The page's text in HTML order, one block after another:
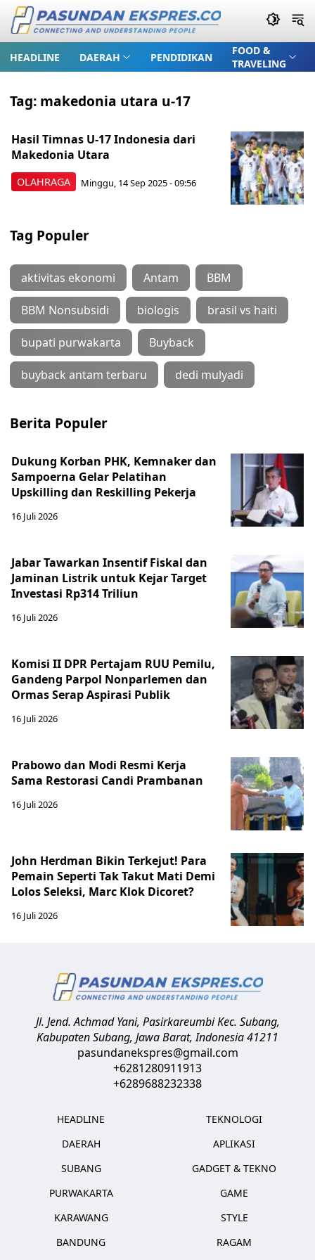
HEADLINE DAERAH PENDIDIKAN
FOOD &
TRAVELING
Tag: makedonia utara u-17
OLAHRAGA
Hasil Timnas U-17 Indonesia dari
Makedonia Utara
Minggu, 14 Sep 2025 - 09:56
Tag Populer
aktivitas ekonomi Antam BBM
BBM Nonsubsidi biologis brasil vs haiti
bupati purwakarta Buyback
buyback antam terbaru dedi mulyadi
Berita Populer
Dukung Korban PHK, Kemnaker dan
Sampoerna Gelar Pelatihan
Upskilling dan Reskilling Pekerja
16 Juli 2026
Jabar Tawarkan Insentif Fiskal dan
Jaminan Listrik untuk Kejar Target
Investasi Rp314 Triliun
16 Juli 2026
Komisi II DPR Pertajam RUU Pemilu,
Gandeng Parpol Nonparlemen dan
Ormas Serap Aspirasi Publik
16 Juli 2026
Prabowo dan Modi Resmi Kerja
Sama Restorasi Candi Prambanan
16 Juli 2026
John Herdman Bikin Terkejut! Para
Pemain Seperti Tak Takut Mati Demi
Lolos Seleksi, Marc Klok Dicoret?
16 Juli 2026
Jl. Jend. Achmad Yani, Pasirkareumbi Kec. Subang,
Kabupaten Subang, Jawa Barat,Indonesia41211
pasundanekspres@gmail.com
+6281280911913
+6289688232338
HEADLINE
DAERAH
SUBANG
PURWAKARTA
KARAWANG
BANDUNG
TEKNOLOGI
APLIKASI
GADGET & TEKNO
GAME
STYLE
RAGAM